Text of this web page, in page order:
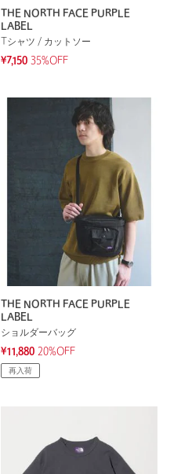
THE NORTH FACE PURPLE
LABEL
Tシャツ / カットソー
¥7,150 35%OFF
THE NORTH FACE PURPLE
LABEL
ショルダーバッグ
¥11,880 20%OFF
再入荷